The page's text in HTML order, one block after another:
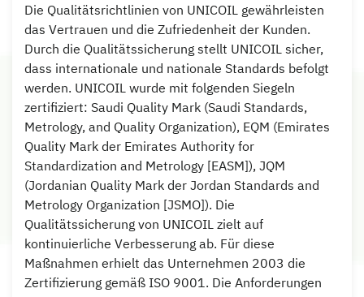
Die Qualitätsrichtlinien von UNICOIL gewährleisten
das Vertrauen und die Zufriedenheit der Kunden.
Durch die Qualitätssicherung stellt UNICOIL sicher,
dass internationale und nationale Standards befolgt
werden. UNICOIL wurde mit folgenden Siegeln
zertifiziert: Saudi Quality Mark (Saudi Standards,
Metrology, and Quality Organization), EQM (Emirates
Quality Mark der Emirates Authority for
Standardization and Metrology [EASM]), JQM
(Jordanian Quality Mark der Jordan Standards and
Metrology Organization [JSMO]). Die
Qualitätssicherung von UNICOIL zielt auf
kontinuierliche Verbesserung ab. Für diese
Maßnahmen erhielt das Unternehmen 2003 die
Zertifizierung gemäß ISO 9001. Die Anforderungen